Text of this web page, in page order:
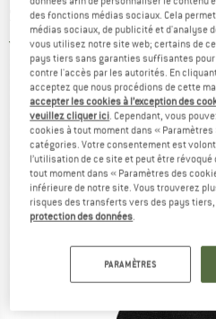
Swimsuit 8378 - Maillot
5,0(1)
des fonctions médias sociaux. Cela
médias sociaux, de publicité et d'analyse
vous utilisez notre site web; certains de
pays tiers sans garanties suffisantes
contre l'accès par les autorités. En
acceptez que nous procédions de cette
accepter les cookies à l’exception des
veuillez cliquer ici. Cependant, vous
cookies à tout moment dans «
catégories. Votre consentement est
l’utilisation de ce site et peut être
tout moment dans « Paramètres des
inférieure de notre site. Vous trouverez
risques des transferts vers des pays
protection des données.
PARAMÈTRES